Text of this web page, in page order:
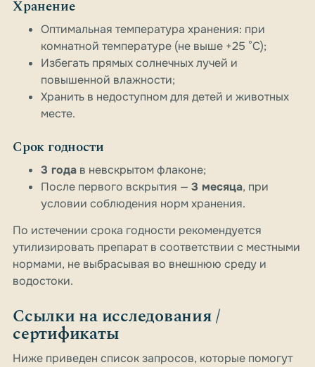
Хранение
Оптимальная температура хранения: при
комнатной температуре (не выше +25 °C);
Избегать прямых солнечных лучей и
повышенной влажности;
Хранить в недоступном для детей и животных
месте.
Срок годности
3 года в невскрытом флаконе;
После первого вскрытия — 3 месяца, при
условии соблюдения норм хранения.
По истечении срока годности рекомендуется
утилизировать препарат в соответствии с местными
нормами, не выбрасывая во внешнюю среду и
водостоки.
Ссылки на исследования /
сертификаты
Ниже приведен список запросов, которые помогут